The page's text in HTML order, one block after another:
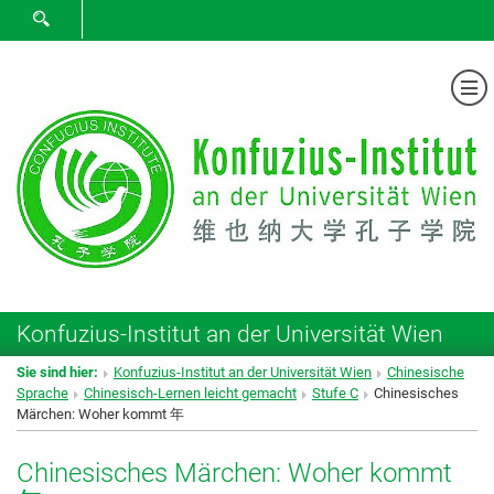
SUCHFORMULAR ÖFFNEN
Konfuzius-Institut an der Universität Wien
Sie sind hier: Konfuzius-Institut an der Universität Wien
Chinesische
Sprache
Chinesisch-Lernen leicht gemacht Stufe C
Chinesisches
Märchen: Woher kommt 年
Chinesisches Märchen: Woher kommt